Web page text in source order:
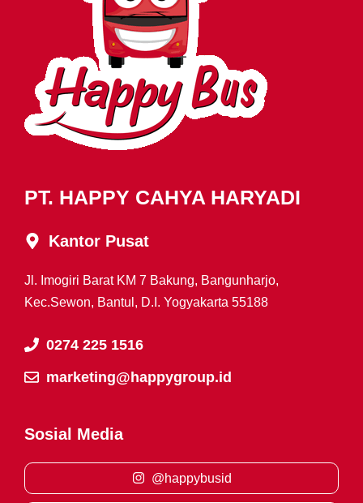
PT. HAPPY CAHYA HARYADI
Kantor Pusat
Jl. Imogiri Barat KM 7 Bakung, Bangunharjo,
Kec.Sewon, Bantul, D.I. Yogyakarta 55188
0274 225 1516
marketing@happygroup.id
Sosial Media
@happybusid